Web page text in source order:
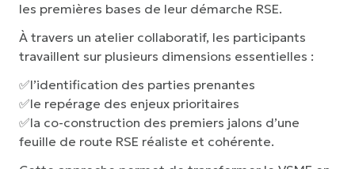
les premières bases de leur démarche RSE.
À travers un atelier collaboratif, les participants
travaillent sur plusieurs dimensions essentielles :
✅l’identification des parties prenantes
✅le repérage des enjeux prioritaires
✅la co-construction des premiers jalons d’une
feuille de route RSE réaliste et cohérente.